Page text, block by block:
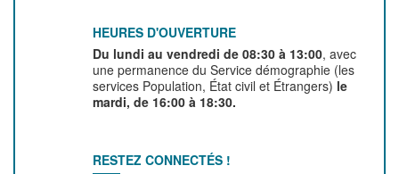
HEURES D'OUVERTURE
Du lundi au vendredi de 08:30 à 13:00, avec
une permanence du Service démographie (les
services Population, État civil et Étrangers) le
mardi, de 16:00 à 18:30.
RESTEZ CONNECTÉS !